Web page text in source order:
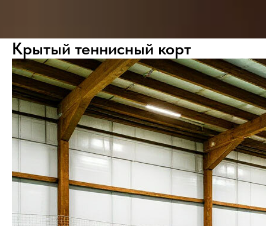
Крытый теннисный корт